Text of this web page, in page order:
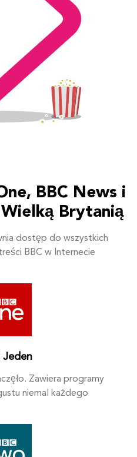
BBC News i
Brytanią
dostęp do wszystkich
BBC w Internecie
Jeden
Zawiera programy
niemal każdego